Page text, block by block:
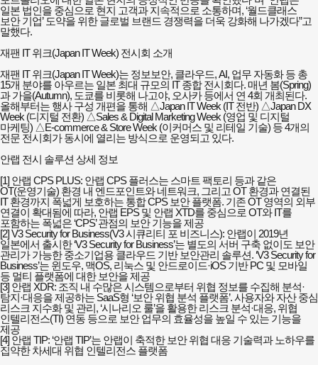
일본 법인을 중심으로 현지 고객과 지속적으로 소통하며, ‘월드클래스
보안 기업’ 도약을 위한 글로벌 브랜드 경쟁력을 더욱 강화해 나가겠다”고
말했다.
재팬 IT 위크(Japan IT Week) 전시회 소개
재팬 IT 위크(Japan IT Week)는 정보보안, 클라우드, AI, 업무 자동화 등 총
15개 분야를 아우르는 일본 최대 규모의 IT 종합 전시회다. 매년 봄(Spring)
과 가을(Autumn), 도쿄를 비롯해 나고야, 오사카 등에서 연 4회 개최된다.
올해부터는 행사 구성 개편을 통해 △Japan IT Week (IT 전반) △Japan DX
Week (디지털 전환) △Sales & Digital Marketing Week (영업 및 디지털
마케팅) △E-commerce & Store Week (이커머스 및 리테일 기술) 등 4개의
전문 전시회가 동시에 열리는 방식으로 운영되고 있다.
안랩 전시 솔루션 상세 정보
[1] 안랩 CPS PLUS: 안랩 CPS 플러스는 스마트 팩토리 등과 같은
OT(운영기술) 환경 내 엔드포인트와 네트워크, 그리고 OT 환경과 연결된
IT 환경까지 폭넓게 보호하는 통합 CPS 보안 플랫폼. 기존 OT 영역의 외부
연결이 확대됨에 따라, 안랩 EPS 및 안랩 XTD를 중심으로 OT와 IT를
포함하는 폭넓은 ‘CPS’ 관점의 보안 기능을 제공
[2] V3 Security for Business(V3 시큐리티 포 비즈니스): 안랩이 2019년
일본에서 출시한 ‘V3 Security for Business’는 별도의 서버 구축 없이도 보안
관리가 가능한 중소기업용 클라우드 기반 보안관리 솔루션. ‘V3 Security for
Business’는 윈도우, 맥OS, 리눅스 및 안드로이드·iOS 기반 PC 및 모바일
등 멀티 플랫폼에 대한 보안을 제공
[3] 안랩 XDR: 조직 내 수많은 시스템으로부터 위협 정보를 수집해 분석·
탐지·대응을 제공하는 SaaS형 ‘보안 위협 분석 플랫폼’. 사용자와 자산 중심
리스크 지수화 및 관리, ‘시나리오 룰’을 활용한 리스크 분석·대응, 위협
인텔리전스(TI) 연동 등으로 보안 업무의 효율성을 높일 수 있는 기능을
제공
[4] 안랩 TIP: ‘안랩 TIP’는 안랩이 축적한 보안 위협 대응 기술력과 노하우를
집약한 차세대 위협 인텔리전스 플랫폼